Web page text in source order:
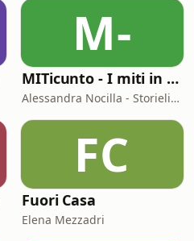
M-
MITicunto - I miti in prima persona
Alessandra Nocilla - Storielibere.fm
FC
Fuori Casa
Elena Mezzadri